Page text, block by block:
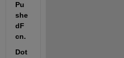
Pu
she
dF
cn.
Dot